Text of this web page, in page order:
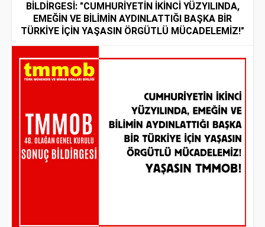
BİLDİRGESİ: "CUMHURİYETİN İKİNCİ YÜZYILINDA,
EMEĞİN VE BİLİMİN AYDINLATTIĞI BAŞKA BİR
TÜRKİYE İÇİN YAŞASIN ÖRGÜTLÜ MÜCADELEMİZ!"